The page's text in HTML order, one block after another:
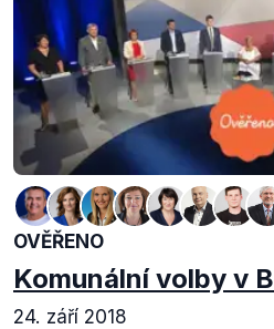
OVĚŘENO
Komunální volby v
24. září 2018